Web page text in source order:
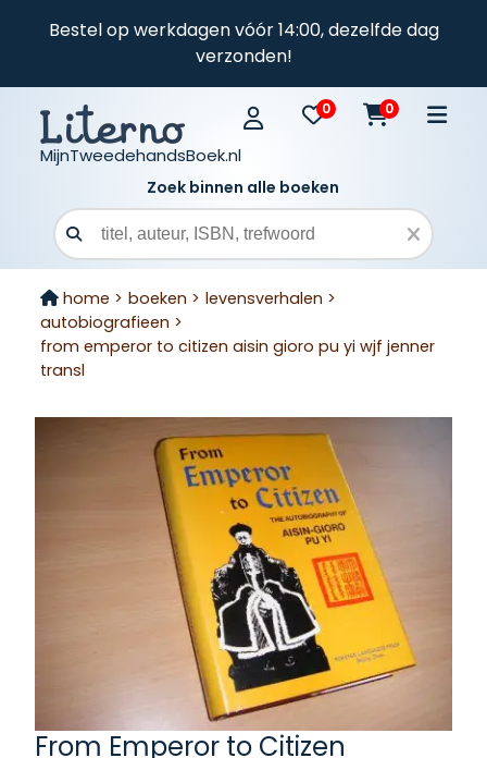
Bestel op werkdagen vóór 14:00, dezelfde dag
verzonden!
MijnTweedehandsBoek.nl
0 0
Zoek binnen alle boeken
Zoekveld
home > boeken > levensverhalen >
autobiografieen >
from emperor to citizen aisin gioro pu yi wjf jenner
transl
From Emperor to Citizen